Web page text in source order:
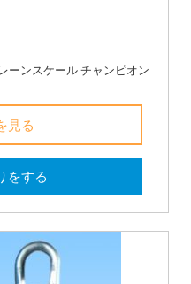
ーンスケール チャンピオン
見る
をする